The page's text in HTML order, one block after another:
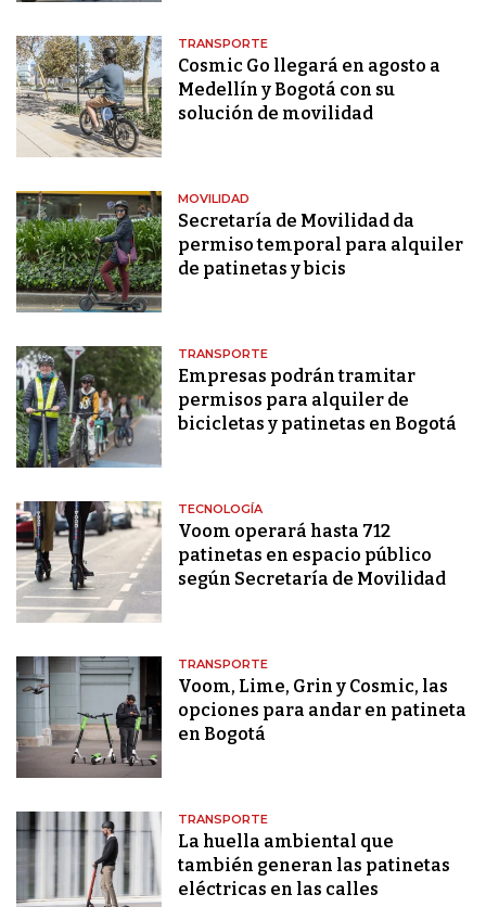
TRANSPORTE
Cosmic Go llegará en agosto a
Medellín y Bogotá con su
solución de movilidad
MOVILIDAD
Secretaría de Movilidad da
permiso temporal para alquiler
de patinetas y bicis
TRANSPORTE
Empresas podrán tramitar
permisos para alquiler de
bicicletas y patinetas en Bogotá
TECNOLOGÍA
Voom operará hasta 712
patinetas en espacio público
según Secretaría de Movilidad
TRANSPORTE
Voom, Lime, Grin y Cosmic, las
opciones para andar en patineta
en Bogotá
TRANSPORTE
La huella ambiental que
también generan las patinetas
eléctricas en las calles